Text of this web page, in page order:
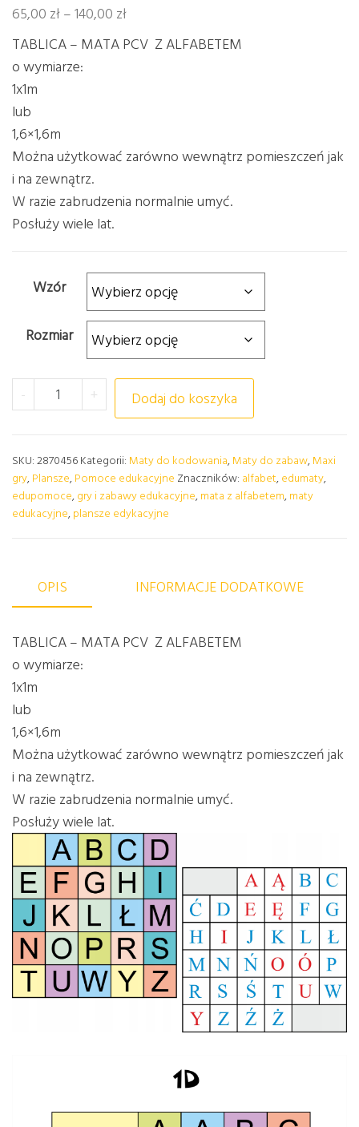
65,00 zł–140,00 złZakres cen: od 65,00 zł do 140,00 zł
TABLICA – MATA PCV Z ALFABETEM
o wymiarze:
1x1m
lub
1,6×1,6m
Można użytkować zarówno wewnątrz pomieszczeń jak
i na zewnątrz.
W razie zabrudzenia normalnie umyć.
Posłuży wiele lat.
Wzór
Rozmiar
- ilość TABLICA MATA Z ALFABETEM
+ Dodaj do koszyka
SKU:2870456Kategorii: Maty do kodowania,Maty do zabaw,Maxi
gry,Plansze,Pomoce edukacyjne Znaczników: alfabet,edumaty,
edupomoce,gry i zabawy edukacyjne,mata z alfabetem,maty
edukacyjne,plansze edykacyjne
OPIS INFORMACJE DODATKOWE
TABLICA – MATA PCV Z ALFABETEM
o wymiarze:
1x1m
lub
1,6×1,6m
Można użytkować zarówno wewnątrz pomieszczeń jak
i na zewnątrz.
W razie zabrudzenia normalnie umyć.
Posłuży wiele lat.